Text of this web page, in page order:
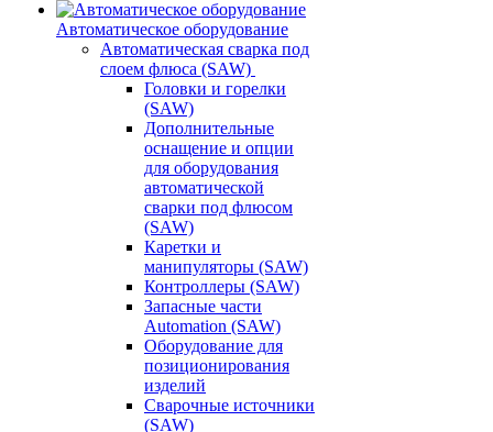
Автоматическое оборудование
Автоматическая сварка под
слоем флюса (SAW)
Головки и горелки
(SAW)
Дополнительные
оснащение и опции
для оборудования
автоматической
сварки под флюсом
(SAW)
Каретки и
манипуляторы (SAW)
Контроллеры (SAW)
Запасные части
Automation (SAW)
Оборудование для
позиционирования
изделий
Сварочные источники
(SAW)